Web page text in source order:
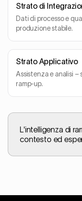
Strato di
Dati di processo e
produzione stabile.
Strato Applicativo
Assistenza e analisi
ramp-up.
L'intelligenza di
contesto ed